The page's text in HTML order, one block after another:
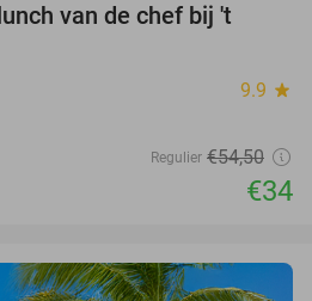
van de chef bij 't
9.9 star
Regulier €54,50
€34